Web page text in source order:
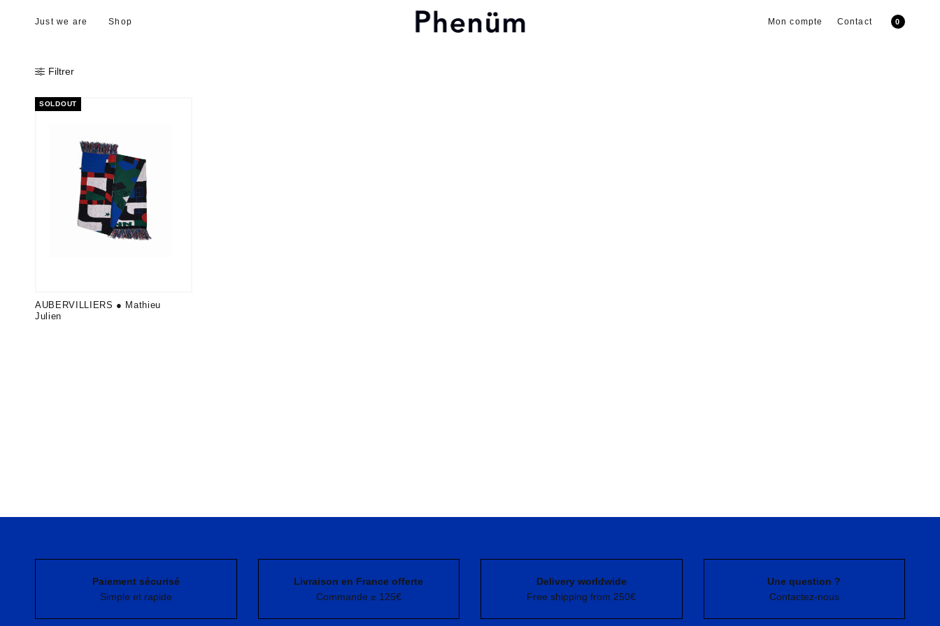
Just we are Shop Mon compte Contact 0
Filtrer
SOLDOUT
AUBERVILLIERS ● Mathieu
Julien
Paiement sécurisé
Simple et rapide
Livraison en France offerte
Commande ≥ 125€
Delivery worldwide
Free shipping from 250€
Une question ?
Contactez-nous